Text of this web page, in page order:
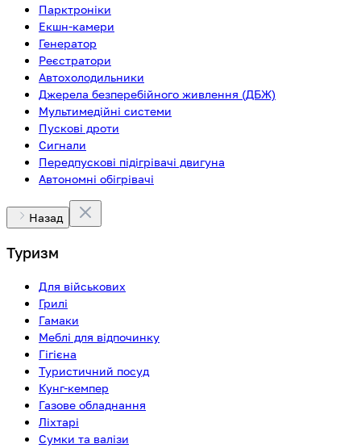
Парктроніки
Екшн-камери
Генератор
Реєстратори
Автохолодильники
Джерела безперебійного живлення (ДБЖ)
Мультимедійні системи
Пускові дроти
Сигнали
Передпускові підігрівачі двигуна
Автономні обігрівачі
Назад
Туризм
Для військових
Грилі
Гамаки
Меблі для відпочинку
Гігієна
Туристичний посуд
Кунг-кемпер
Газове обладнання
Ліхтарі
Сумки та валізи